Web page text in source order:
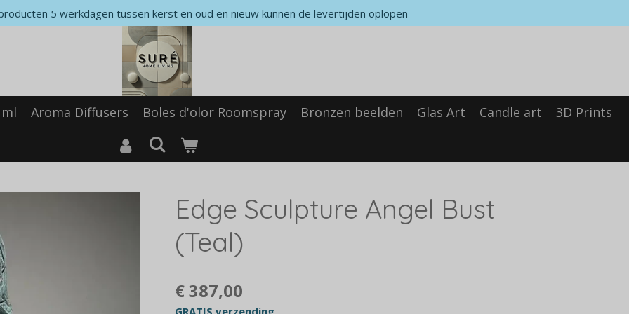
5 werkdagen tussen kerst en oud en nieuw kunnen de levertijden oplopen
Aroma Diffusers Boles d'olor Roomspray Bronzen beelden Glas Art Candle art 3D Prints
Edge Sculpture Angel Bust
(Teal)
€ 387,00
GRATIS verzending